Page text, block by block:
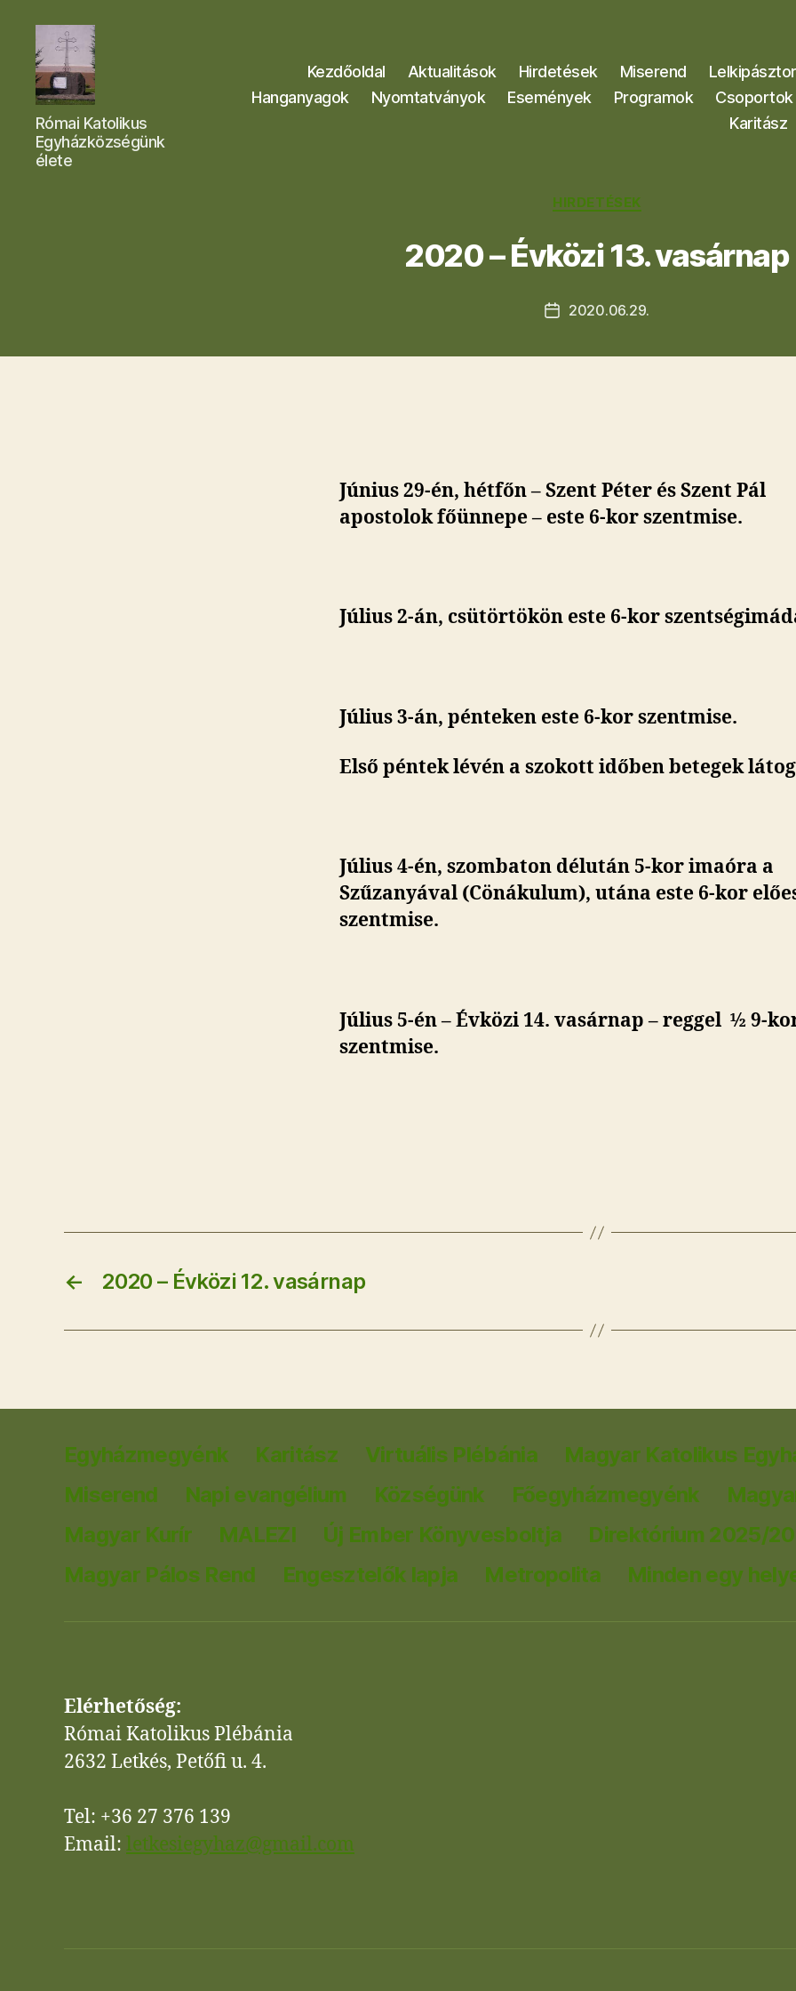
Letkési
Egyházközség
Római Katolikus
Egyházközségünk
élete
Kezdőoldal Aktualitások Hirdetések Miserend
Hanganyagok
Nyomtatványok Események Programok
Csoportok
Karitász
Kategóriák
HIRDETÉSEK
2020 – Évközi 13. vasárnap
Bejegyzés
2020.06.29.
Június 29-én, hétfőn – Szent Péter és Szent Pál
apostolok főünnepe – este 6-kor szentmise.
Július 2-án, csütörtökön este 6-kor
Július 3-án, pénteken este 6-kor szentmise.
Első péntek lévén a szokott időben betegek
Július 4-én, szombaton délután 5-kor imaóra a
Szűzanyával (Cönákulum), utána este 6-kor
szentmise.
Július 5-én – Évközi 14. vasárnap – reggel ½ 9-
szentmise.
← 2020 – Évközi 12. vasárnap
Egyházmegyénk Karitász Virtuális Plébánia
Magyar Katolikus
Miserend
Napi evangélium Községünk Főegyházmegyénk
Magyar Kurír
MALEZI Új Ember Könyvesboltja
Direktórium 2025/
Magyar Pálos Rend
Engesztelők lapja Metropolita Minden egy
Elérhetőség:
Római Katolikus Plébánia
2632 Letkés, Petőfi u. 4.
Tel: +36 27 376 139
Email: letkesiegyhaz@gmail.com